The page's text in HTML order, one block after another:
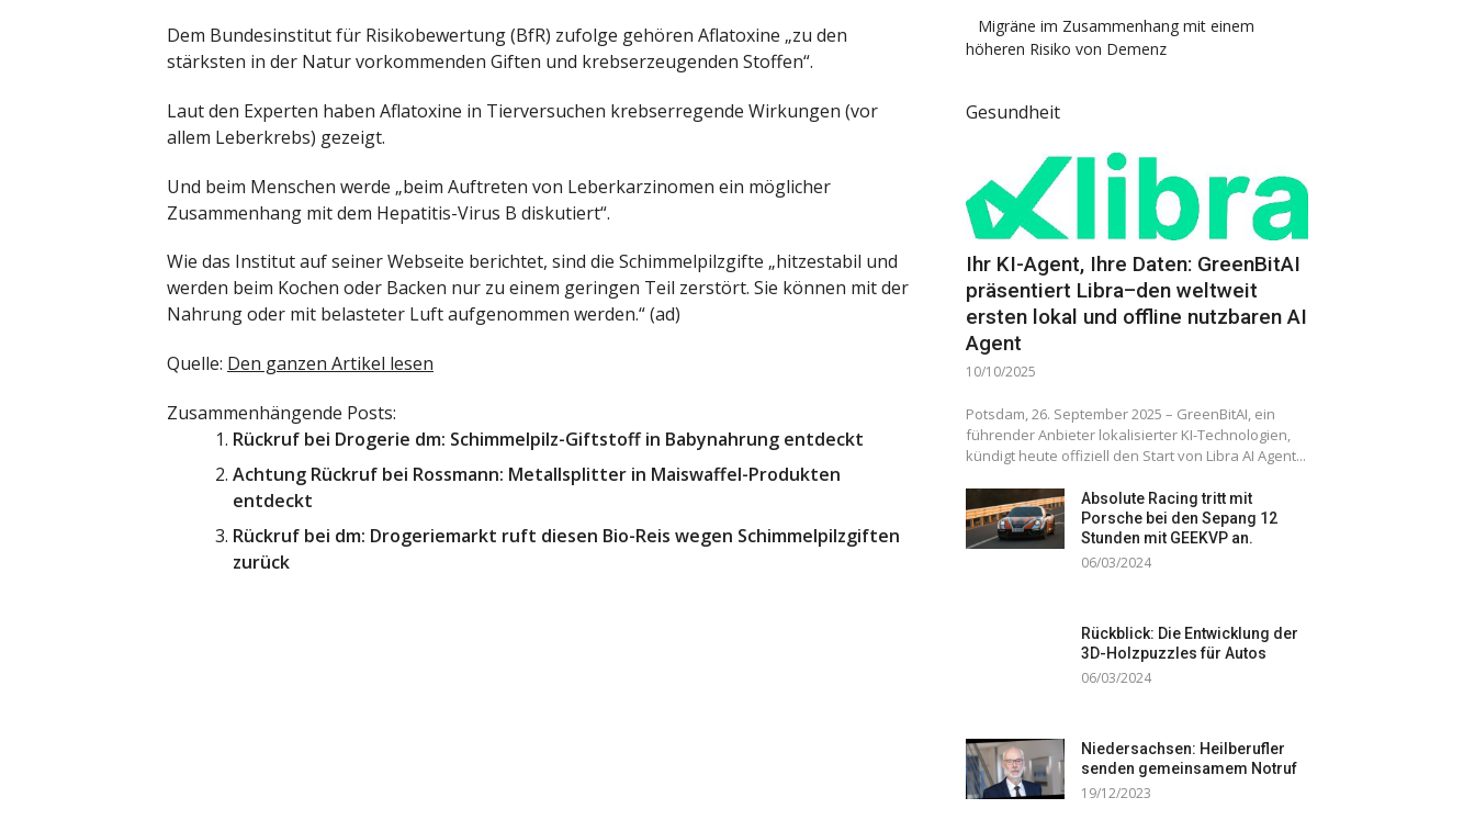
Dem Bundesinstitut für Risikobewertung (BfR) zufolge gehören Aflatoxine „zu den
stärksten in der Natur vorkommenden Giften und krebserzeugenden Stoffen“.
Laut den Experten haben Aflatoxine in Tierversuchen krebserregende Wirkungen (vor
allem Leberkrebs) gezeigt.
Und beim Menschen werde „beim Auftreten von Leberkarzinomen ein möglicher
Zusammenhang mit dem Hepatitis-Virus B diskutiert“.
Wie das Institut auf seiner Webseite berichtet, sind die Schimmelpilzgifte „hitzestabil und
werden beim Kochen oder Backen nur zu einem geringen Teil zerstört. Sie können mit der
Nahrung oder mit belasteter Luft aufgenommen werden.“ (ad)
Quelle: Den ganzen Artikel lesen
Zusammenhängende Posts:
Rückruf bei Drogerie dm: Schimmelpilz-Giftstoff in Babynahrung entdeckt
Achtung Rückruf bei Rossmann: Metallsplitter in Maiswaffel-Produkten
entdeckt
Rückruf bei dm: Drogeriemarkt ruft diesen Bio-Reis wegen Schimmelpilzgiften
zurück
Migräne im Zusammenhang mit einem
höheren Risiko von Demenz
Gesundheit
Ihr KI-Agent, Ihre Daten: GreenBitAI
präsentiert Libra–den weltweit
ersten lokal und offline nutzbaren AI
Agent
10/10/2025
Potsdam, 26. September 2025 – GreenBitAI, ein
führender Anbieter lokalisierter KI-Technologien,
kündigt heute offiziell den Start von Libra AI Agent...
Absolute Racing tritt mit
Porsche bei den Sepang 12
Stunden mit GEEKVP an.
06/03/2024
Rückblick: Die Entwicklung der
3D-Holzpuzzles für Autos
06/03/2024
Niedersachsen: Heilberufler
senden gemeinsamem Notruf
19/12/2023